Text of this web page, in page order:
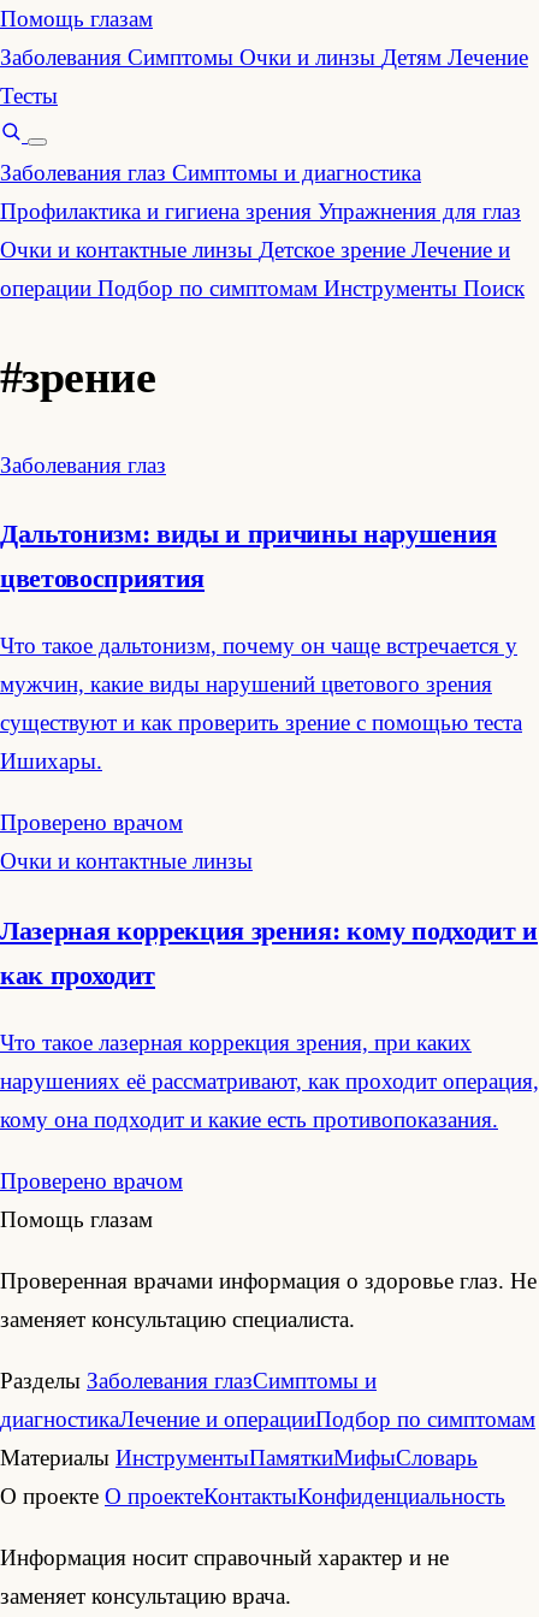
Помощь глазам
Заболевания Симптомы Очки и линзы Детям Лечение
Тесты
Заболевания глаз Симптомы и диагностика
Профилактика и гигиена зрения Упражнения для глаз
Очки и контактные линзы Детское зрение Лечение и
операции Подбор по симптомам Инструменты Поиск
#зрение
Заболевания глаз
Дальтонизм: виды и причины нарушения
цветовосприятия
Что такое дальтонизм, почему он чаще встречается у
мужчин, какие виды нарушений цветового зрения
существуют и как проверить зрение с помощью теста
Ишихары.
Проверено врачом
Очки и контактные линзы
Лазерная коррекция зрения: кому подходит и
как проходит
Что такое лазерная коррекция зрения, при каких
нарушениях её рассматривают, как проходит операция,
кому она подходит и какие есть противопоказания.
Проверено врачом
Помощь глазам
Проверенная врачами информация о здоровье глаз. Не
заменяет консультацию специалиста.
Разделы Заболевания глазСимптомы и
диагностикаЛечение и операцииПодбор по симптомам
Материалы ИнструментыПамяткиМифыСловарь
О проекте О проектеКонтактыКонфиденциальность
Информация носит справочный характер и не
заменяет консультацию врача.